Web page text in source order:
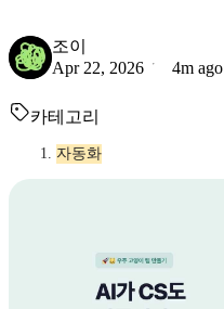
조이
Apr 22, 2026
4m ago
카테고리
자동화